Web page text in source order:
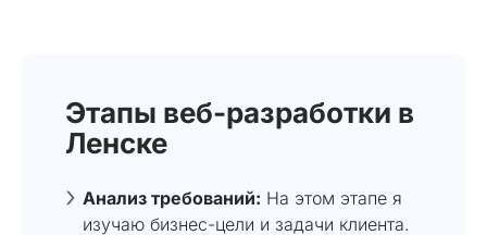
Этапы веб-разработки в
Ленске
Анализ требований: На этом этапе я
изучаю бизнес-цели и задачи клиента.